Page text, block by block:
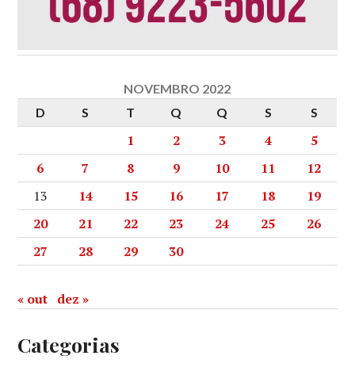
NOVEMBRO 2022
D
S T Q Q S S
1 2 3 4
5
6
7 8 9 10 11
12
13
14 15 16 17 18
19
20
21 22 23 24 25
26
27
28 29 30
« out dez »
Categorias